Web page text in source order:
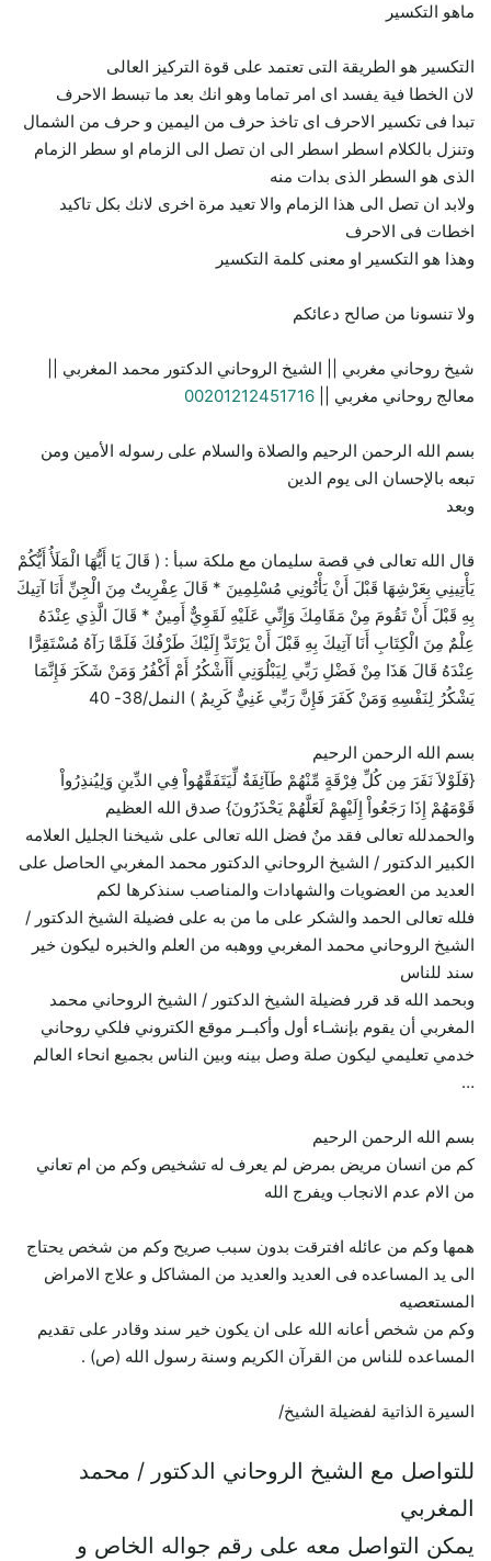
ماهو التكسير
التكسير هو الطريقة التى تعتمد على قوة التركيز العالى
لان الخطا فية يفسد اى امر تماما وهو انك بعد ما تبسط الاحرف
تبدا فى تكسير الاحرف اى تاخذ حرف من اليمين و حرف من الشمال
وتنزل بالكلام اسطر اسطر الى ان تصل الى الزمام او سطر الزمام
الذى هو السطر الذى بدات منه
ولابد ان تصل الى هذا الزمام والا تعيد مرة اخرى لانك بكل تاكيد
اخطات فى الاحرف
وهذا هو التكسير او معنى كلمة التكسير
ولا تنسونا من صالح دعائكم
شيخ روحاني مغربي || الشيخ الروحاني الدكتور محمد المغربي ||
معالج روحاني مغربي || 00201212451716
بسم الله الرحمن الرحيم والصلاة والسلام على رسوله الأمين ومن
تبعه بالإحسان الى يوم الدين
وبعد
قال الله تعالى في قصة سليمان مع ملكة سبأ : ( قَالَ يَا أَيُّهَا الْمَلَأُ أَيُّكُمْ
يَأْتِينِي بِعَرْشِهَا قَبْلَ أَنْ يَأْتُونِي مُسْلِمِينَ * قَالَ عِفْرِيتٌ مِنَ الْجِنِّ أَنَا آتِيكَ
بِهِ قَبْلَ أَنْ تَقُومَ مِنْ مَقَامِكَ وَإِنِّي عَلَيْهِ لَقَوِيٌّ أَمِينٌ * قَالَ الَّذِي عِنْدَهُ
عِلْمٌ مِنَ الْكِتَابِ أَنَا آتِيكَ بِهِ قَبْلَ أَنْ يَرْتَدَّ إِلَيْكَ طَرْفُكَ فَلَمَّا رَآهُ مُسْتَقِرًّا
عِنْدَهُ قَالَ هَذَا مِنْ فَضْلِ رَبِّي لِيَبْلُوَنِي أَأَشْكُرُ أَمْ أَكْفُرُ وَمَنْ شَكَرَ فَإِنَّمَا
يَشْكُرُ لِنَفْسِهِ وَمَنْ كَفَرَ فَإِنَّ رَبِّي غَنِيٌّ كَرِيمٌ ) النمل/38- 40
بسم الله الرحمن الرحيم
{فَلَوْلاَ نَفَرَ مِن كُلِّ فِرْقَةٍ مِّنْهُمْ طَآئِفَةٌ لِّيَتَفَقَّهُواْ فِي الدِّينِ وَلِيُنذِرُواْ
قَوْمَهُمْ إِذَا رَجَعُواْ إِلَيْهِمْ لَعَلَّهُمْ يَحْذَرُونَ} صدق الله العظيم
والحمدلله تعالى فقد منٌ فضل الله تعالى على شيخنا الجليل العلامه
الكبير الدكتور / الشيخ الروحاني الدكتور محمد المغربي الحاصل على
العديد من العضويات والشهادات والمناصب سنذكرها لكم
فلله تعالى الحمد والشكر على ما من به على فضيلة الشيخ الدكتور /
الشيخ الروحاني محمد المغربي ووهبه من العلم والخبره ليكون خير
سند للناس
وبحمد الله قد قرر فضيلة الشيخ الدكتور / الشيخ الروحاني محمد
المغربي أن يقوم بإنشـاء أول وأكبــر موقع الكتروني فلكي روحاني
خدمي تعليمي ليكون صلة وصل بينه وبين الناس بجميع انحاء العالم
…
بسم الله الرحمن الرحيم
كم من انسان مريض بمرض لم يعرف له تشخيص وكم من ام تعاني
من الام عدم الانجاب ويفرج الله
همها وكم من عائله افترقت بدون سبب صريح وكم من شخص يحتاج
الى يد المساعده فى العديد والعديد من المشاكل و علاج الامراض
المستعصيه
وكم من شخص أعانه الله على ان يكون خير سند وقادر على تقديم
المساعده للناس من القرآن الكريم وسنة رسول الله (ص) .
السيرة الذاتية لفضيلة الشيخ/
للتواصل مع الشيخ الروحاني الدكتور / محمد
المغربي
يمكن التواصل معه على رقم جواله الخاص و